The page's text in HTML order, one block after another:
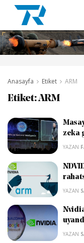
Anasayfa Etiket ARM
Etiket:ARM
zeka
YAZAN
YAZAN
YAZAN